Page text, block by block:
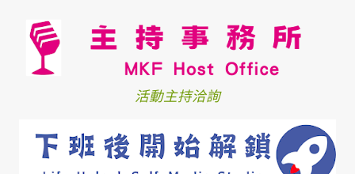
活動主持洽詢